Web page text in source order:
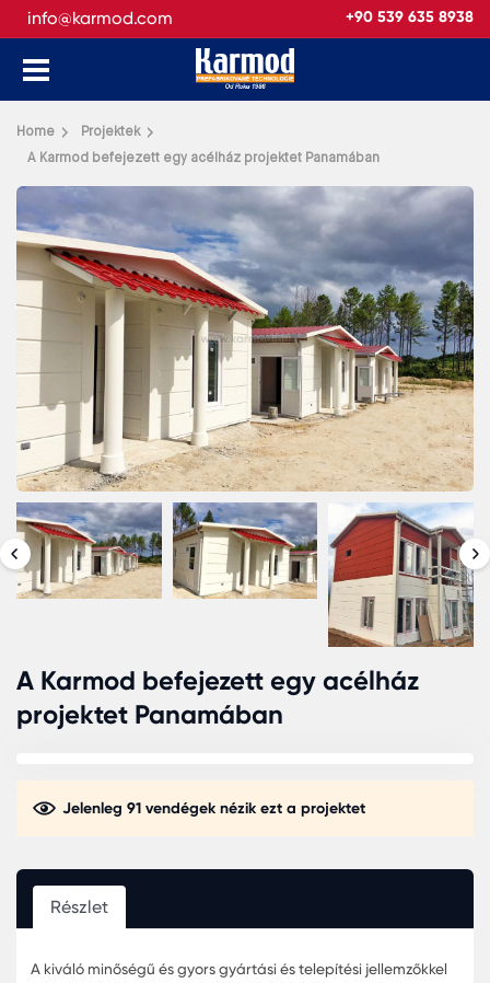
info@karmod.com +90 539 635 8938
Home
Projektek
A Karmod befejezett egy acélház projektet Panamában
A Karmod befejezett egy acélház
projektet Panamában
Jelenleg 91 vendégek nézik ezt a projektet
Részlet